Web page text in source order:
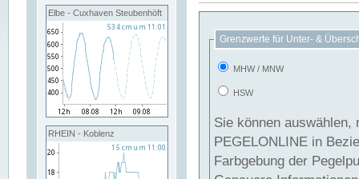
Elbe - Cuxhaven Steubenhöft
RHEIN - Koblenz
Grenzwerte für Unter- &
MHW / MNW
HSW
Sie können
PEGELONLINE in Beziehung
Farbgebung der